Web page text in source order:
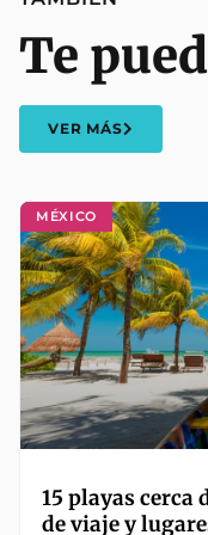
MÉXICO
15 playas cerca
de viaje y
Te
VER MÁS